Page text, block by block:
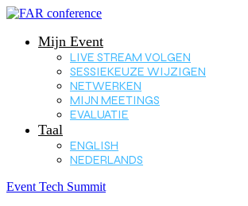
Mijn Event
LIVE STREAM VOLGEN
SESSIEKEUZE WIJZIGEN
NETWERKEN
MIJN MEETINGS
EVALUATIE
Taal
ENGLISH
NEDERLANDS
Event Tech Summit